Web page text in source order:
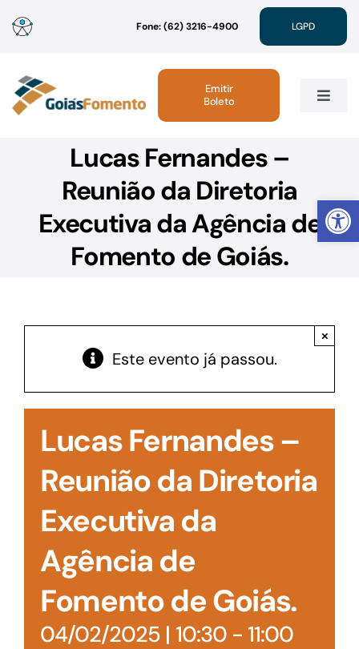
Abrir
para
conteúdo
Fone: (62) 3216-4900 LGPD
Toggle
Institucional
Atendimento
Acesso à Informação
Emitir
Boleto
Lucas Fernandes –
Reunião da Diretoria
Executiva da Agência de
Fomento de Goiás.
Este evento já passou.
×
Lucas Fernandes –
Reunião da Diretoria
Executiva da
Agência de
Fomento de Goiás.
04/02/2025 | 10:30- 11:00